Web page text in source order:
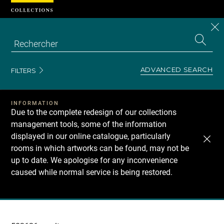
FILTERS ADVANCED SEARCH
INFORMATION
Due to the complete redesign of our collections
management tools, some of the information
displayed in our online catalogue, particularly
rooms in which artworks can be found, may not be
up to date. We apologise for any inconvenience
caused while normal service is being restored.
Recherche
Cookies management panel